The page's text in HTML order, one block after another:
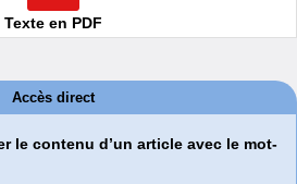
Texte en PDF
Accès direct
le contenu d’un article avec le mot-